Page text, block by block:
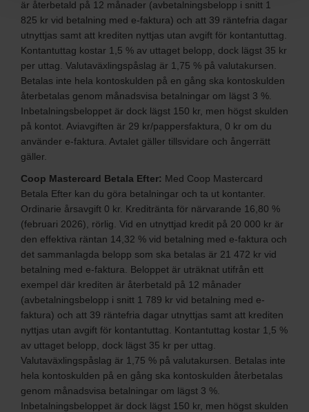
är återbetald på 12 månader (avbetalningsbelopp i snitt 1
825 kr vid betalning med e-faktura) och att 39 räntefria dagar
utnyttjas samt att krediten nyttjas utan avgift för kontantuttag.
Kontantuttag kostar 1,5 % av uttaget belopp, dock lägst 35 kr
per uttag. Valutaväxlingspåslag är 1,75 % på valutakursen.
Betalas inte hela kontoskulden på en gång ska kontoskulden
återbetalas genom månadsvisa betalningar om lägst 3 %.
Inbetalningsbeloppet är dock lägst 150 kr, men högst skulden
på kontot. Aviavgiften är 29 kr/pappersfaktura, 0 kr om du
använder e-faktura. Avtalet gäller tillsvidare och ångerrätt
gäller.
Coop Mastercard Betala Efter: Med Coop Mastercard
Betala Efter kan du göra betalningar och ta ut kontanter.
Ordinarie årsavgift 0 kr. Kreditränta för närvarande 16,80 %
(februari 2026), rörlig. Vid en utnyttjad kredit på 20 000 kr är
den effektiva räntan 14,32 % vid betalning med e-faktura och
det sammanlagda belopp som ska betalas är 21 472 kr vid
betalning med e-faktura. Beloppet är uträknat utifrån ett
exempel där krediten är återbetald på 12 månader
(avbetalningsbelopp i snitt 1 789 kr vid betalning med e-
faktura) och att 39 räntefria dagar utnyttjas samt att krediten
nyttjas utan avgift för kontantuttag. Kontantuttag kostar 1,5 %
av uttaget belopp, dock lägst 35 kr per uttag.
Valutaväxlingspåslag är 1,75 % på valutakursen. Betalas inte
hela kontoskulden på en gång ska kontoskulden återbetalas
genom månadsvisa betalningar om lägst 3 %.
Inbetalningsbeloppet är dock lägst 150 kr, men högst skulden